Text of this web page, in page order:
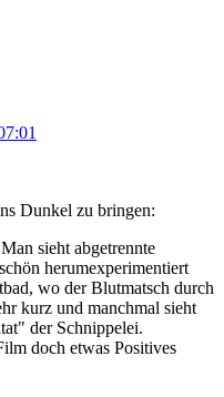
Dunkel zu bringen:
sieht abgetrennte
herumexperimentiert
wo der Blutmatsch durch
kurz und manchmal sieht
der Schnippelei.
doch etwas Positives